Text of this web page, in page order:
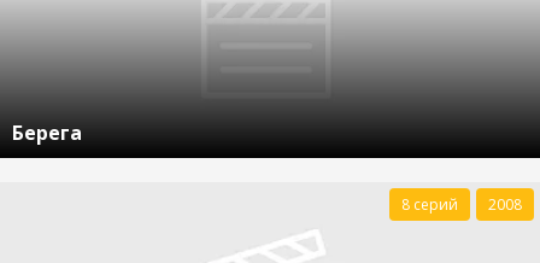
Берега
8 серий 2008